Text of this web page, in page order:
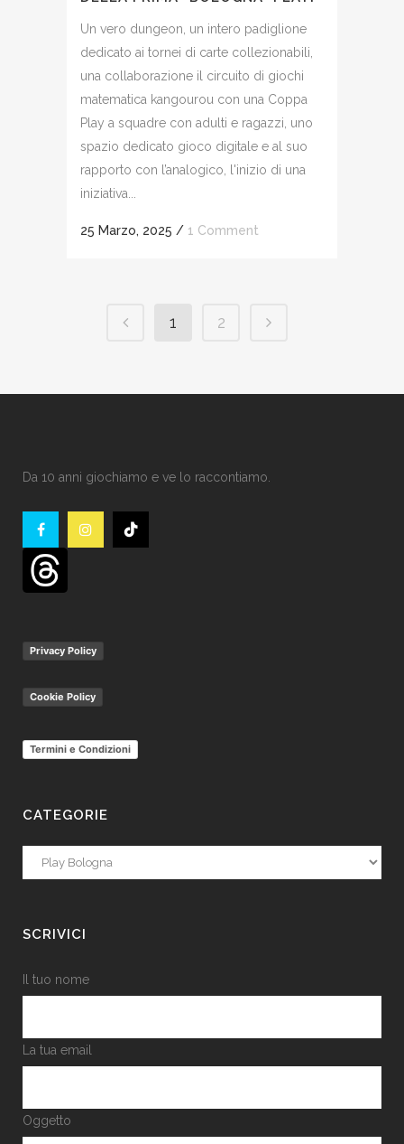
Un vero dungeon, un intero padiglione
dedicato ai tornei di carte collezionabili,
una collaborazione il circuito di giochi
matematica kangourou con una Coppa
Play a squadre con adulti e ragazzi, uno
spazio dedicato gioco digitale e al suo
rapporto con l’analogico, l'inizio di una
iniziativa...
25 Marzo, 2025 / 1 Comment
1 2
Da 10 anni giochiamo e ve lo raccontiamo.
Privacy Policy
Cookie Policy
Termini e Condizioni
CATEGORIE
Categorie
SCRIVICI
Il tuo nome
La tua email
Oggetto